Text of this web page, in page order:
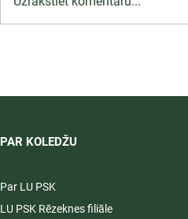
PAR KOLEDŽU
Par LU PSK
LU PSK Rēzeknes filiāle